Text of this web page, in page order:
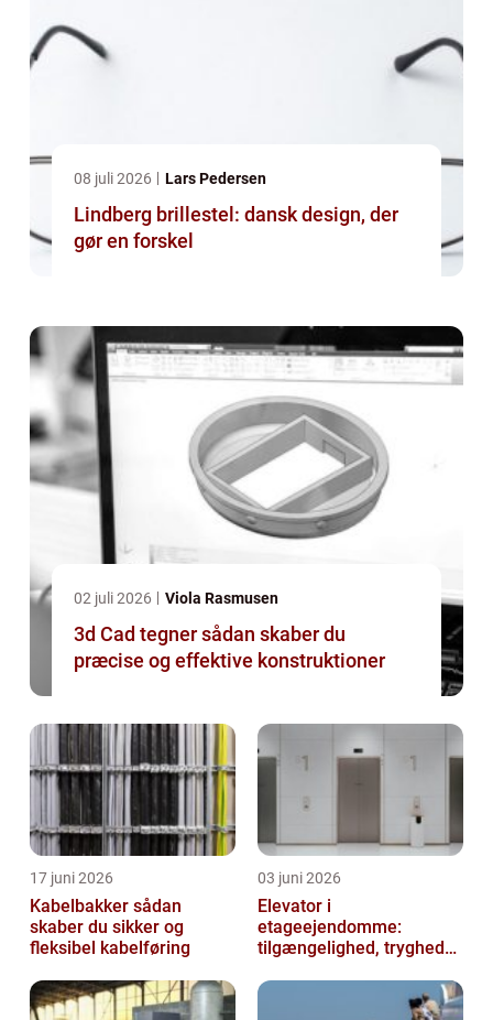
08 juli 2026 Lars Pedersen
Lindberg brillestel: dansk design, der
gør en forskel
02 juli 2026 Viola Rasmusen
3d Cad tegner sådan skaber du
præcise og effektive konstruktioner
17 juni 2026
Kabelbakker sådan
skaber du sikker og
fleksibel kabelføring
03 juni 2026
Elevator i
etageejendomme:
tilgængelighed, tryghed